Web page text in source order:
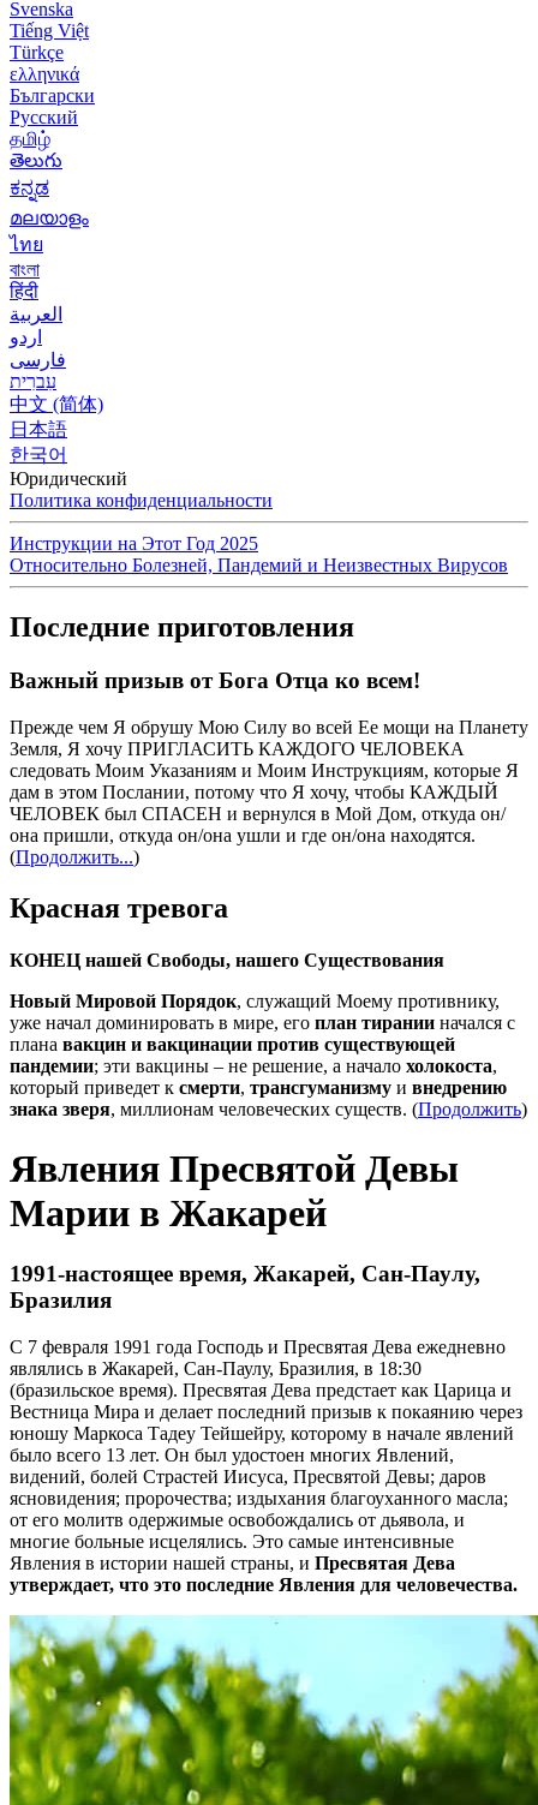
Svenska
Tiếng Việt
Türkçe
ελληνικά
Български
Русский
தமிழ்
తెలుగు
ಕನ್ನಡ
മലയാളം
ไทย
বাংলা
हिंदी
العربية
اردو
فارسی
עִברִית
中文 (简体)
日本語
한국어
Юридический
Политика конфиденциальности
Инструкции на Этот Год 2025
Относительно Болезней, Пандемий и Неизвестных Вирусов
Последние приготовления
Важный призыв от Бога Отца ко всем!
Прежде чем Я обрушу Мою Силу во всей Ее мощи на Планету
Земля, Я хочу ПРИГЛАСИТЬ КАЖДОГО ЧЕЛОВЕКА
следовать Моим Указаниям и Моим Инструкциям, которые Я
дам в этом Послании, потому что Я хочу, чтобы КАЖДЫЙ
ЧЕЛОВЕК был СПАСЕН и вернулся в Мой Дом, откуда он/
она пришли, откуда он/она ушли и где он/она находятся.
(Продолжить...)
Красная тревога
КОНЕЦ нашей Свободы, нашего Существования
Новый Мировой Порядок, служащий Моему противнику,
уже начал доминировать в мире, его план тирании начался с
плана вакцин и вакцинации против существующей
пандемии; эти вакцины – не решение, а начало холокоста,
который приведет к смерти, трансгуманизму и внедрению
знака зверя, миллионам человеческих существ. (Продолжить)
Явления Пресвятой Девы
Марии в Жакарей
1991-настоящее время, Жакарей, Сан-Паулу,
Бразилия
С 7 февраля 1991 года Господь и Пресвятая Дева ежедневно
являлись в Жакарей, Сан-Паулу, Бразилия, в 18:30
(бразильское время). Пресвятая Дева предстает как Царица и
Вестница Мира и делает последний призыв к покаянию через
юношу Маркоса Тадеу Тейшейру, которому в начале явлений
было всего 13 лет. Он был удостоен многих Явлений,
видений, болей Страстей Иисуса, Пресвятой Девы; даров
ясновидения; пророчества; издыхания благоуханного масла;
от его молитв одержимые освобождались от дьявола, и
многие больные исцелялись. Это самые интенсивные
Явления в истории нашей страны, и Пресвятая Дева
утверждает, что это последние Явления для человечества.